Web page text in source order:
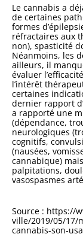
Le cannabis a
de certaines
formes
réfractaires aux
non), spasticité
Néanmoins, les
ailleurs, il
évaluer
l’intérêt
certaines
dernier rapport
a rapporté une
(dépendance,
neurologiques
cognitifs,
(nausées,
cannabique)
palpitations,
vasospasmes
Source : https://
ville/2019/05/17/
cannabis-son-